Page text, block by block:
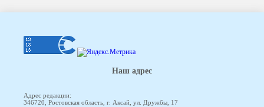
Наш адрес
Адрес редакции:
346720, Ростовская область, г. Аксай, ул. Дружбы, 17